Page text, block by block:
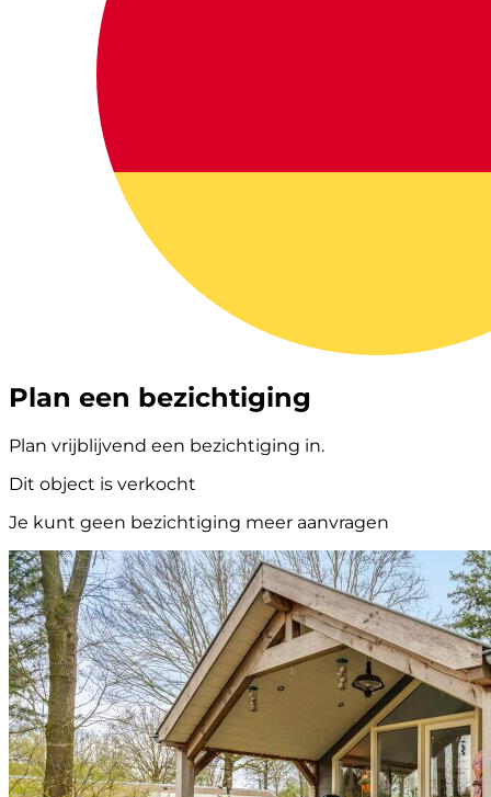
Plan een bezichtiging
Plan vrijblijvend een bezichtiging in.
Dit object is verkocht
Je kunt geen bezichtiging meer aanvragen